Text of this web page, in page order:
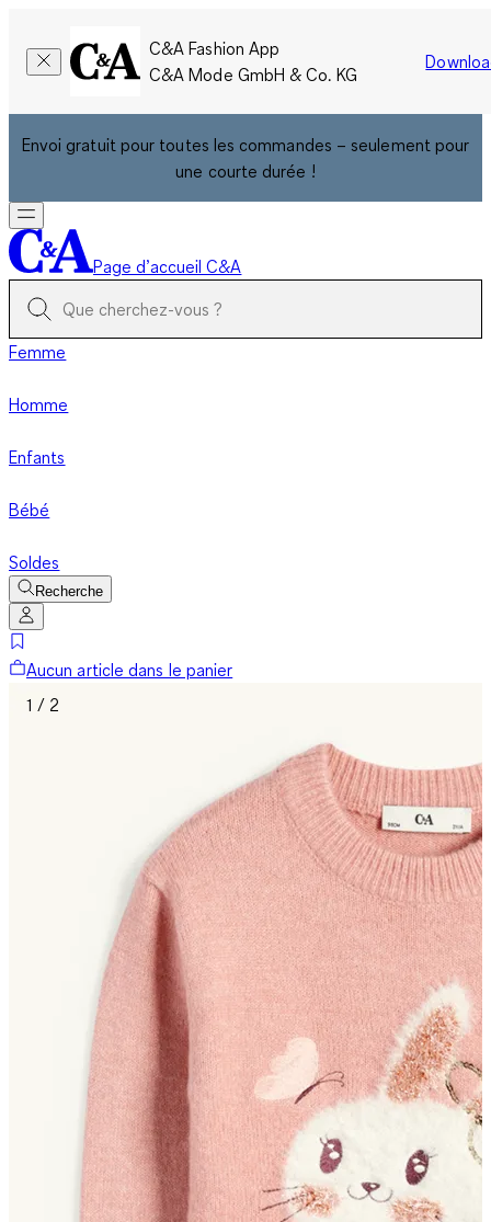
C&A Fashion App
C&A Mode GmbH & Co. KG
Envoi gratuit pour toutes les commandes – seulement pour
une courte durée !
Page d’accueil C&A
Femme
Homme
Enfants
Bébé
Soldes
Recherche
Aucun article dans le panier
1 / 2